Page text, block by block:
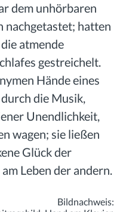
dem unhörbaren
nachgetastet; hatten
atmende
gestreichelt.
Hände eines
die Musik,
Unendlichkeit,
wagen; sie ließen
Glück der
Leben der andern.
Bildnachweis: